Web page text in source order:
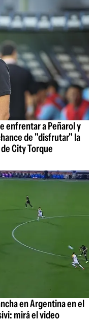
enfrentar a Peñarol y
de "disfrutar" la
City Torque
en Argentina en el
mirá el video